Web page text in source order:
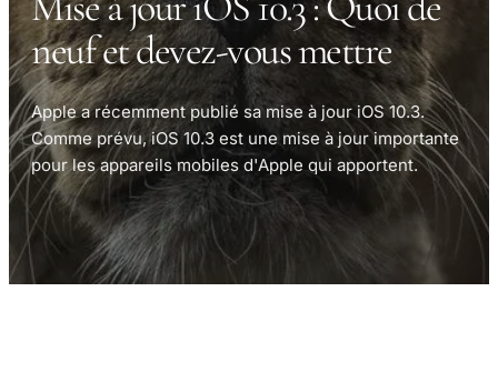
neuf et devez-vous mettre
Apple a récemment publié sa mise à jour iOS 10.3.
Comme prévu, iOS 10.3 est une mise à jour importante
pour les appareils mobiles d'Apple qui apportent.